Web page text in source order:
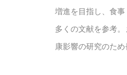
増進を目指し、食事
多くの文献を参考
康影響の研究のため